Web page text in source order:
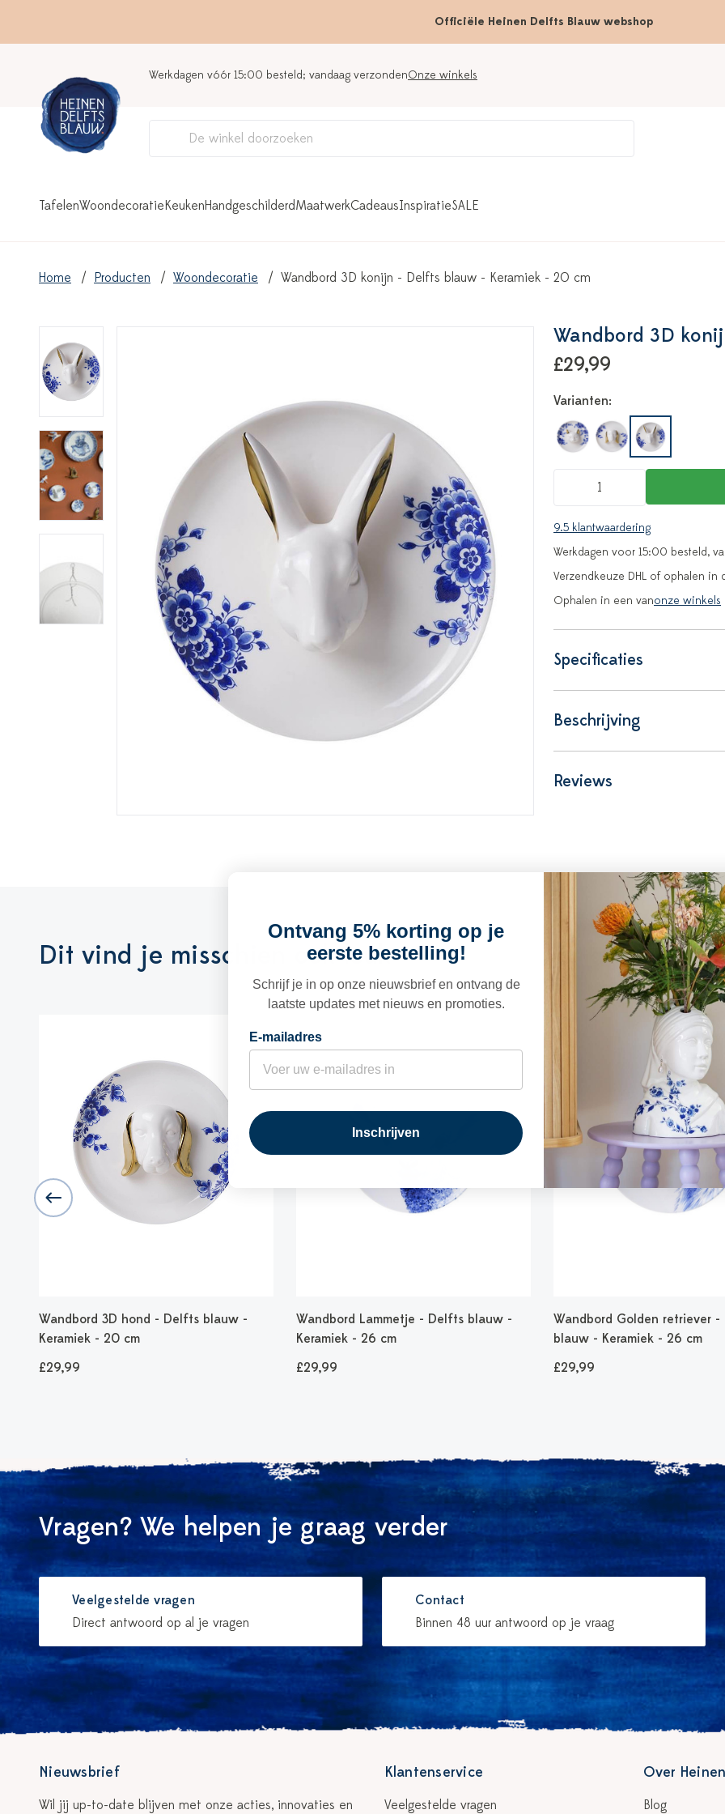
Officiële Heinen Delfts Blauw webshop
Werkdagen vóór 15:00 besteld; vandaag verzondenOnze winkels
TafelenWoondecoratieKeukenHandgeschilderdMaatwerkCadeausInspiratieSALE
Home Producten Woondecoratie Wandbord 3D konijn - Delfts blauw - Keramiek - 20 cm
Wandbord 3D
£29,99
Varianten:
9.5 klantwaardering
Werkdagen voor 15:00 besteld,
Verzendkeuze DHL of ophalen in
Ophalen in een vanonze winkels
Specificaties
Beschrijving
Reviews
Dit vind je misschien ook leuk
Wandbord 3D hond - Delfts blauw -
Keramiek - 20 cm
£29,99
Wandbord Lammetje - Delfts blauw -
Keramiek - 26 cm
£29,99
Wandbord Golden retriever
blauw - Keramiek - 26 cm
£29,99
Vragen? We helpen je graag verder
Veelgestelde vragen
Direct antwoord op al je vragen
Contact
Binnen 48 uur antwoord op je vraag
Nieuwsbrief
Wil jij up-to-date blijven met onze acties, innovaties en
Klantenservice
Veelgestelde vragen
Over
Blog
Ontvang 5% korting op je
eerste bestelling!
Schrijf je in op onze nieuwsbrief en ontvang de
laatste updates met nieuws en promoties.
E-mailadres
Inschrijven